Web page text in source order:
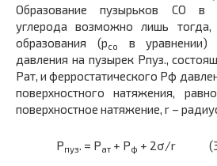
Образование пузырьков СО в
углерода возможно лишь тогда,
образования (рсо
в уравнении)
давления на пузырек Рпуз.,
Рат, и ферростатического Рф
поверхностного натяжения,
поверхностное натяжение, r –
Рпуз. = Рат + Рф + 2σ/r